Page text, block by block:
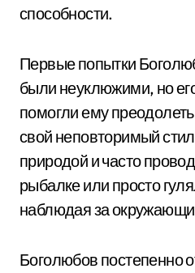
способности.
Первые попытки
были неуклюжими, но
помогли ему
свой неповторимый
природой и часто
рыбалке или просто
наблюдая за
Боголюбов постепенно